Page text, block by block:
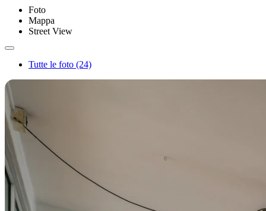
Foto
Mappa
Street View
Tutte le foto (24)